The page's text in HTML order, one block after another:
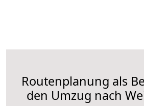
Routenplanung als
den Umzug nach